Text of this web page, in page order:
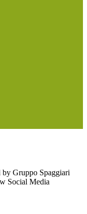
Gruppo Spaggiari
Social Media